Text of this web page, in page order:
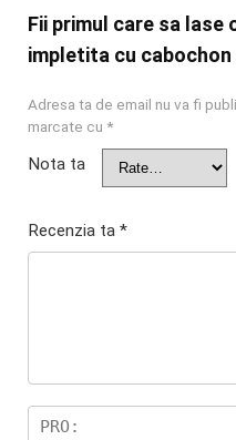
Fii primul care sa lase
impletita cu cabochon
Adresa ta de email nu va fi
marcate cu *
Nota ta
Recenzia ta *